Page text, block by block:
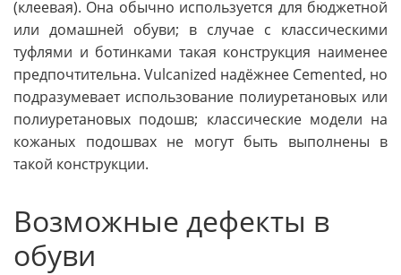
(клеевая). Она обычно используется для бюджетной
или домашней обуви; в случае с классическими
туфлями и ботинками такая конструкция наименее
предпочтительна. Vulcanized надёжнее Cemented, но
подразумевает использование полиуретановых или
полиуретановых подошв; классические модели на
кожаных подошвах не могут быть выполнены в
такой конструкции.
Возможные дефекты в
обуви